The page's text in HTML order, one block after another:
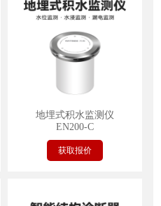
地埋式积水监测仪
EN200-C
获取报价